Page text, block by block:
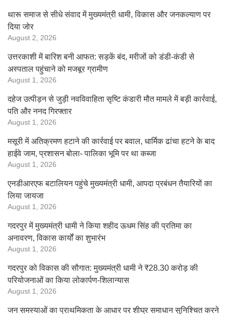
थारू समाज से सीधे संवाद में मुख्यमंत्री धामी, विकास और जनकल्याण पर
दिया जोर
August 2, 2026
उत्तरकाशी में बारिश बनी आफत: सड़कें बंद, मरीजों को डंडी-कंडी से
अस्पताल पहुंचाने को मजबूर ग्रामीण
August 1, 2026
दहेज उत्पीड़न से जुड़ी नवविवाहिता सृष्टि कंडारी मौत मामले में बड़ी कार्रवाई,
पति और ननद गिरफ्तार
August 1, 2026
मसूरी में अतिक्रमण हटाने की कार्रवाई पर बवाल, धार्मिक ढांचा हटने के बाद
हाईवे जाम, प्रशासन बोला- पालिका भूमि पर था कब्जा
August 1, 2026
एनडीआरएफ बटालियन पहुंचे मुख्यमंत्री धामी, आपदा प्रबंधन तैयारियों का
लिया जायजा
August 1, 2026
गदरपुर में मुख्यमंत्री धामी ने किया शहीद ऊधम सिंह की प्रतिमा का
अनावरण, विकास कार्यों का शुभारंभ
August 1, 2026
गदरपुर को विकास की सौगात: मुख्यमंत्री धामी ने ₹28.30 करोड़ की
परियोजनाओं का किया लोकार्पण-शिलान्यास
August 1, 2026
जन समस्याओं का प्राथमिकता के आधार पर शीघ्र समाधान सुनिश्चित करने